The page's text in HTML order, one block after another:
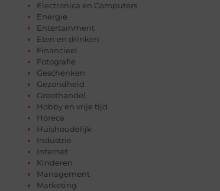
Electronica en Computers
Energie
Entertainment
Eten en drinken
Financieel
Fotografie
Geschenken
Gezondheid
Groothandel
Hobby en vrije tijd
Horeca
Huishoudelijk
Industrie
Internet
Kinderen
Management
Marketing